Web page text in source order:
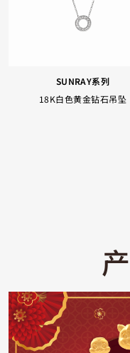
SUNRAY系列
18K白色黄金钻石吊坠